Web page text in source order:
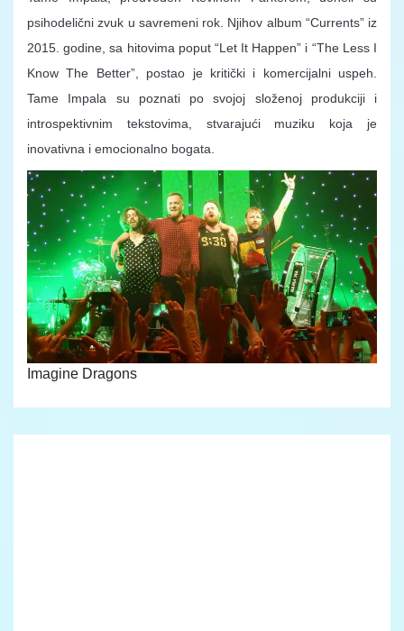
psihodelični zvuk u savremeni rok. Njihov album “Currents” iz
2015. godine, sa hitovima poput “Let It Happen” i “The Less I
Know The Better”, postao je kritički i komercijalni uspeh.
Tame Impala su poznati po svojoj složenoj produkciji i
introspektivnim tekstovima, stvarajući muziku koja je
inovativna i emocionalno bogata.
Imagine Dragons